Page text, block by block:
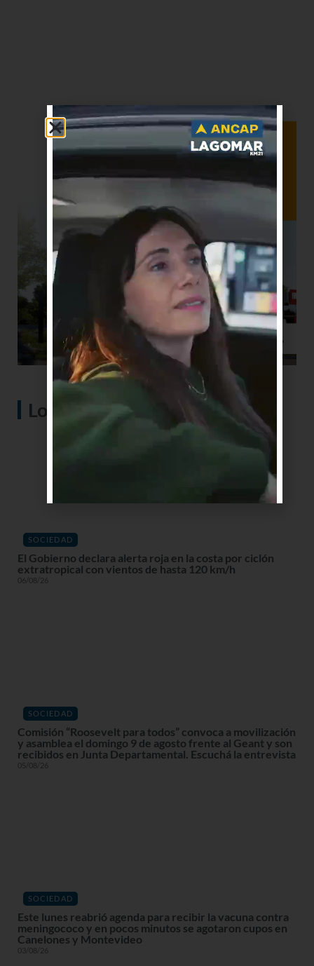
Lo más visto
SOCIEDAD
El Gobierno declara alerta roja en la costa por ciclón
extratropical con vientos de hasta 120 km/h
06/08/26
SOCIEDAD
Comisión “Roosevelt para todos” convoca a movilización
y asamblea el domingo 9 de agosto frente al Geant y son
recibidos en Junta Departamental. Escuchá la entrevista
05/08/26
SOCIEDAD
Este lunes reabrió agenda para recibir la vacuna contra
meningococo y en pocos minutos se agotaron cupos en
Canelones y Montevideo
03/08/26